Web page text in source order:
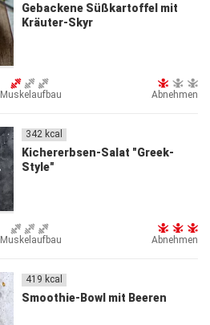
Gebackene Süßkartoffel mit
Kräuter-Skyr
Muskelaufbau Abnehmen
342 kcal
Kichererbsen-Salat "Greek-
Style"
Muskelaufbau Abnehmen
419 kcal
Smoothie-Bowl mit Beeren